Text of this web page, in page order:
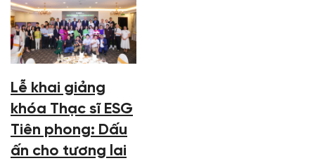
Lễ khai giảng
khóa Thạc sĩ ESG
Tiên phong: Dấu
ấn cho tương lai